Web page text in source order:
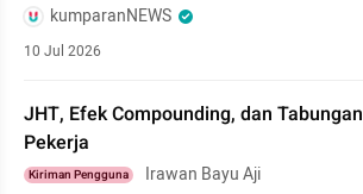
kumparanNEWS
10 Jul 2026
JHT, Efek Compounding, dan Tabungan
Pekerja
Kiriman Pengguna Irawan Bayu Aji